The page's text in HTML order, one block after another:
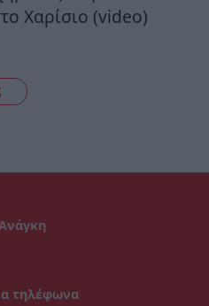
Χαρίσιο (video)
τηλέφωνα